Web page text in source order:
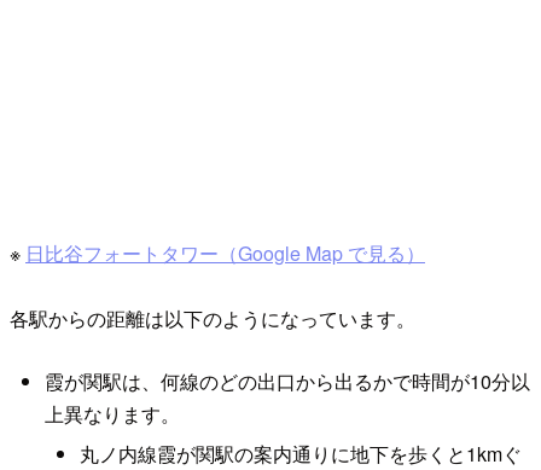
※ 日比谷フォートタワー（Google Map で見る）
各駅からの距離は以下のようになっています。
霞が関駅は、何線のどの出口から出るかで時間が10分以
上異なります。
丸ノ内線霞が関駅の案内通りに地下を歩くと1kmぐ